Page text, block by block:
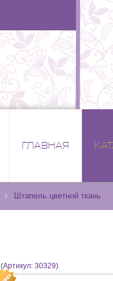
ГЛАВНАЯ
Штапель цветной ткань
(Артикул:30329)